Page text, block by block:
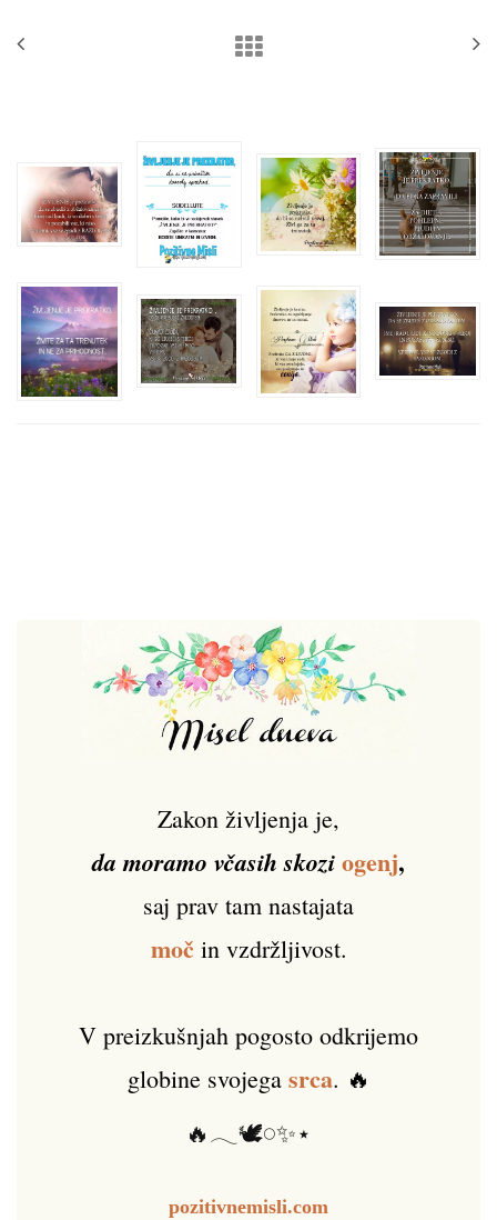
Zakon življenja je,
da moramo včasih skoziogenj,
saj prav tam nastajata
močin vzdržljivost.
V preizkušnjah pogosto odkrijemo
globine svojega srca. 🔥
🔥𓂃🕊️𓏸✨⋆
pozitivnemisli.com